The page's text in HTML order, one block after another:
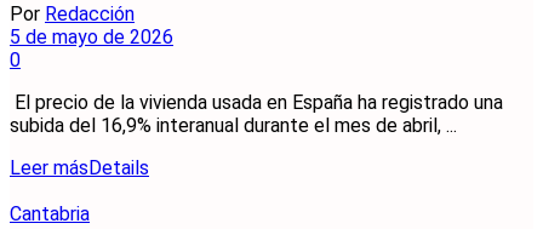
Por Redacción
5 de mayo de 2026
0
El precio de la vivienda usada en España ha registrado una
subida del 16,9% interanual durante el mes de abril, ...
Leer másDetails
Cantabria